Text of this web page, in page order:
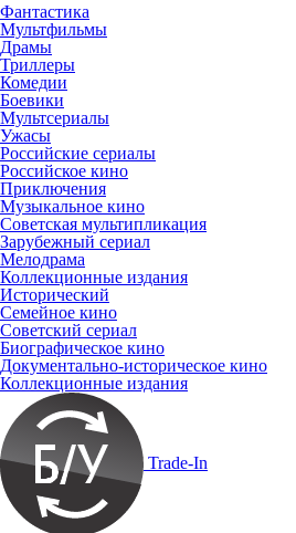
Фантастика
Мультфильмы
Драмы
Триллеры
Комедии
Боевики
Мультсериалы
Ужасы
Российские сериалы
Российское кино
Приключения
Музыкальное кино
Советская мультипликация
Зарубежный сериал
Мелодрама
Коллекционные издания
Исторический
Семейное кино
Советский сериал
Биографическое кино
Документально-историческое кино
Коллекционные издания
Trade-In